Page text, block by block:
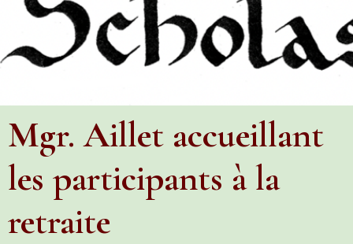
Mgr. Aillet accueillant
les participants à la
retraite